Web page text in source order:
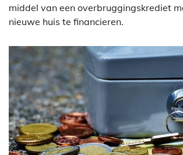
middel van een overbruggingskrediet
nieuwe huis te financieren.